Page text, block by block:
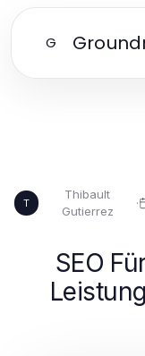
G
T
Thibault
Gutierrez
·
SEO